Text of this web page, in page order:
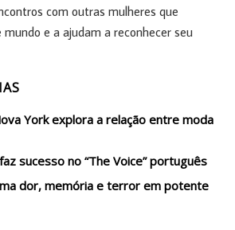
com outras mulheres que
e a ajudam a reconhecer seu
York explora a relação entre moda
sucesso no “The Voice” português
dor, memória e terror em potente